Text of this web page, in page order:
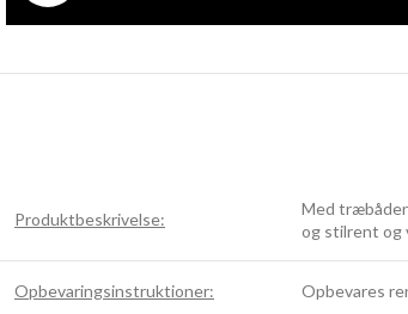
Produktbeskrivelse:
Med
og stilrent og
Opbevaringsinstruktioner: Opbevares